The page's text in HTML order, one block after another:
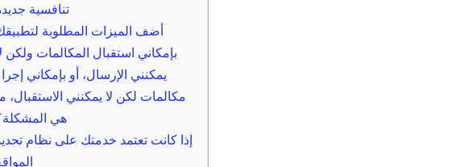
تنافسية
أضف الميزات المطلوبة
بإمكاني استقبال المكالمات ولكن
يمكنني الإرسال، أو بإمكاني
مكالمات لكن لا يمكنني الاستقبال،
هي
إذا كانت تعتمد خدمتك على نظام